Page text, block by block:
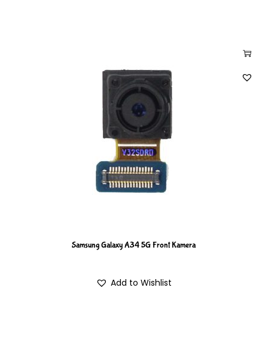
Samsung Galaxy A34 5G Front Kamera
Add to Wishlist